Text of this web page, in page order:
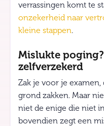
verrassingen komt te
onzekerheid naar
kleine stappen.
Mislukte
zelfverzekerd
Zak je voor je
grond zakken. Maar
niet de enige die niet
bovendien zegt een